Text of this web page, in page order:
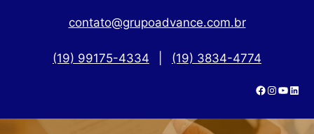
contato@grupoadvance.com.br
(19) 99175-4334 (19) 3834-4774